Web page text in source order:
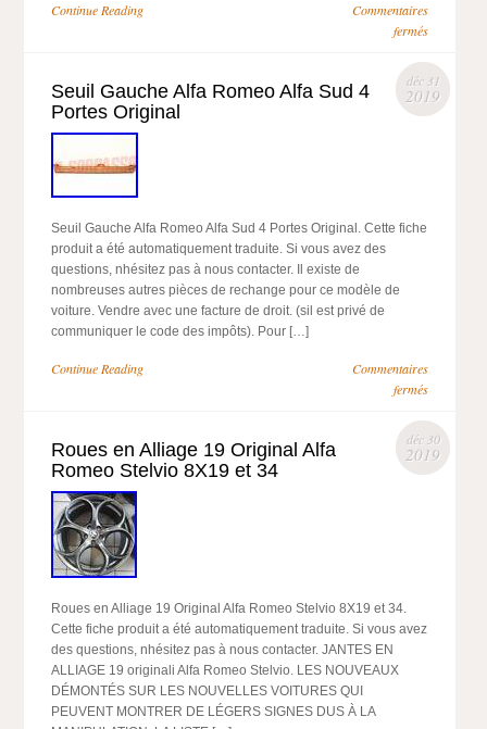
Continue Reading
Commentaires
fermés
déc 31
2019
Seuil Gauche Alfa Romeo Alfa Sud 4
Portes Original
Seuil Gauche Alfa Romeo Alfa Sud 4 Portes Original. Cette fiche
produit a été automatiquement traduite. Si vous avez des
questions, nhésitez pas à nous contacter. Il existe de
nombreuses autres pièces de rechange pour ce modèle de
voiture. Vendre avec une facture de droit. (sil est privé de
communiquer le code des impôts). Pour […]
Continue Reading
Commentaires
fermés
déc 30
2019
Roues en Alliage 19 Original Alfa
Romeo Stelvio 8X19 et 34
Roues en Alliage 19 Original Alfa Romeo Stelvio 8X19 et 34.
Cette fiche produit a été automatiquement traduite. Si vous avez
des questions, nhésitez pas à nous contacter. JANTES EN
ALLIAGE 19 originali Alfa Romeo Stelvio. LES NOUVEAUX
DÉMONTÉS SUR LES NOUVELLES VOITURES QUI
PEUVENT MONTRER DE LÉGERS SIGNES DUS À LA